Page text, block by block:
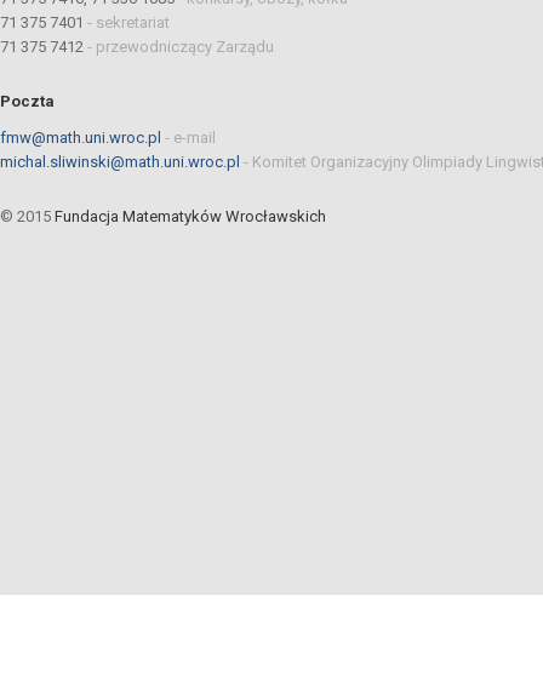
71 375 7401 - sekretariat
71 375 7412 - przewodniczący Zarządu
Poczta
fmw@math.uni.wroc.pl - e-mail
michal.sliwinski@math.uni.wroc.pl - Komitet Organizacyjny Olimpiady
© 2015 Fundacja Matematyków Wrocławskich